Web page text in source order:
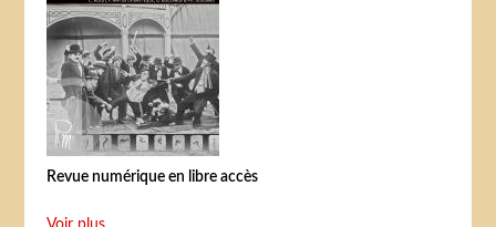
Revue numérique en libre accès